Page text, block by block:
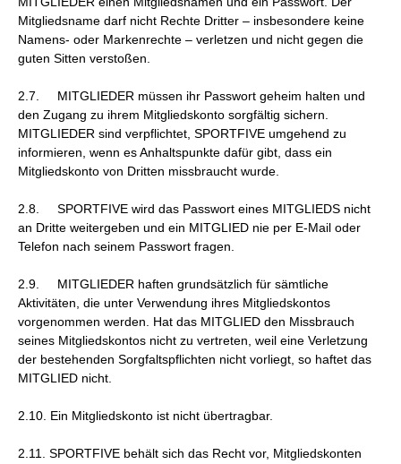
Mitgliedsname darf nicht Rechte Dritter – insbesondere keine
Namens- oder Markenrechte – verletzen und nicht gegen die
guten Sitten verstoßen.
2.7. MITGLIEDER müssen ihr Passwort geheim halten und
den Zugang zu ihrem Mitgliedskonto sorgfältig sichern.
MITGLIEDER sind verpflichtet, SPORTFIVE umgehend zu
informieren, wenn es Anhaltspunkte dafür gibt, dass ein
Mitgliedskonto von Dritten missbraucht wurde.
2.8. SPORTFIVE wird das Passwort eines MITGLIEDS nicht
an Dritte weitergeben und ein MITGLIED nie per E-Mail oder
Telefon nach seinem Passwort fragen.
2.9. MITGLIEDER haften grundsätzlich für sämtliche
Aktivitäten, die unter Verwendung ihres Mitgliedskontos
vorgenommen werden. Hat das MITGLIED den Missbrauch
seines Mitgliedskontos nicht zu vertreten, weil eine Verletzung
der bestehenden Sorgfaltspflichten nicht vorliegt, so haftet das
MITGLIED nicht.
2.10. Ein Mitgliedskonto ist nicht übertragbar.
2.11. SPORTFIVE behält sich das Recht vor, Mitgliedskonten